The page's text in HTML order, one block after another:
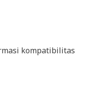
kompatibilitas